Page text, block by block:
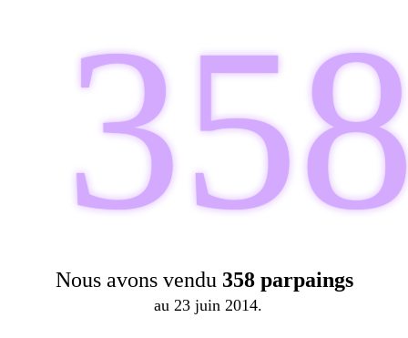
Nous avons vendu 358 parpaings
au 23 juin 2014.